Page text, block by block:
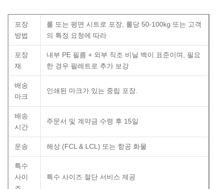
포장
방법
롤 또는 평면 시트로 포장, 롤당 50-100kg 또는 고객
의 특정 요청에 따라
포장
재
내부 PE 필름 + 외부 직조 비닐 백이 표준이며, 필요
한 경우 팔레트로 추가 보강
배송
마크
인쇄된 마크가 있는 중립 포장.
배송
시간
주문서 및 계약금 수령 후 15일
운송 해상 (FCL & LCL) 또는 항공 화물
특수
사이
특수 사이즈 절단 서비스 제공